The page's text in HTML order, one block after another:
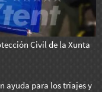
Civil de la Xunta
ayuda para los triajes y